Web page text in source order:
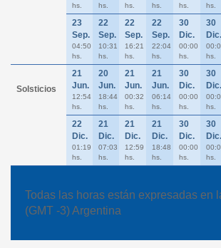
hs.
hs.
hs.
hs.
hs.
hs.
23
Sep.
04:50
hs.
22
Sep.
10:31
hs.
22
Sep.
16:21
hs.
22
Sep.
22:04
hs.
30
Dic.
00:00
hs.
30
Dic.
hs.
Solsticios
21
Jun.
12:54
hs.
20
Jun.
18:44
hs.
21
Jun.
00:32
hs.
21
Jun.
06:14
hs.
30
Dic.
00:00
hs.
30
Dic.
hs.
22
Dic.
01:19
hs.
21
Dic.
07:03
hs.
21
Dic.
12:59
hs.
21
Dic.
18:48
hs.
30
Dic.
00:00
hs.
30
Dic.
hs.
Todas las horas están expresadas en
(GMT -3) Argentina